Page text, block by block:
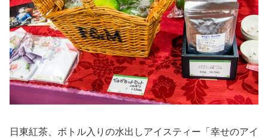
日東紅茶、ボトル入りの水出しアイスティー「幸せのアイ